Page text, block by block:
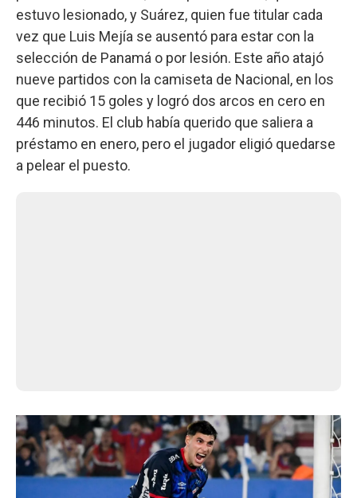
estuvo lesionado, y Suárez, quien fue titular cada
vez que Luis Mejía se ausentó para estar con la
selección de Panamá o por lesión. Este año atajó
nueve partidos con la camiseta de Nacional, en los
que recibió 15 goles y logró dos arcos en cero en
446 minutos. El club había querido que saliera a
préstamo en enero, pero el jugador eligió quedarse
a pelear el puesto.